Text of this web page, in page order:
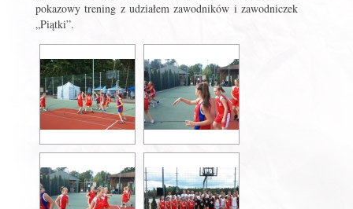
pokazowy trening z udziałem zawodników i zawodniczek
„Piątki”.